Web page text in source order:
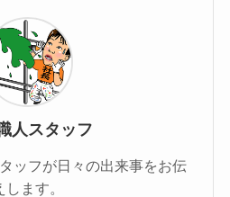
人スタッフ
ッフが日々の出来事をお伝
します。